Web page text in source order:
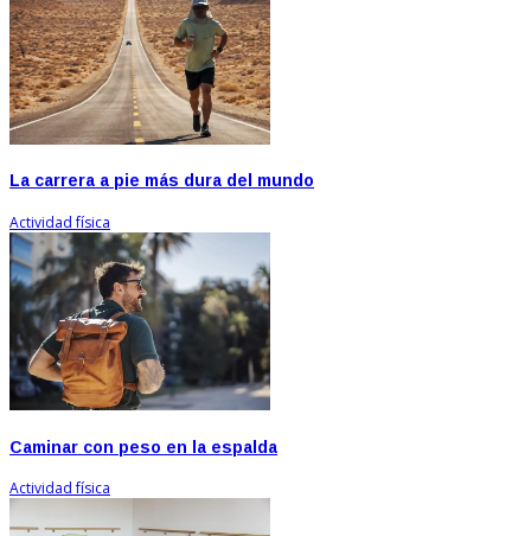
La carrera a pie más dura del mundo
Actividad física
Caminar con peso en la espalda
Actividad física